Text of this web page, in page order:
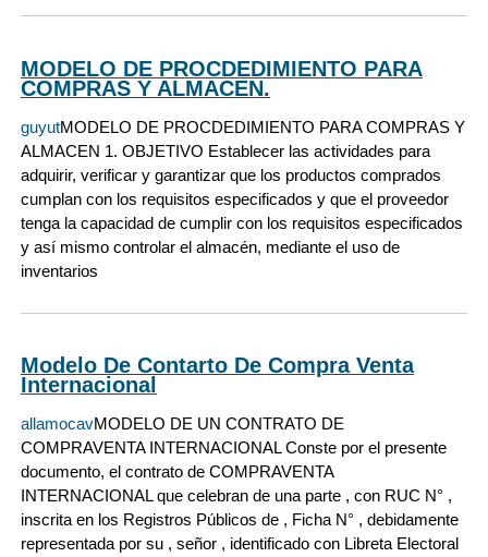
MODELO DE PROCDEDIMIENTO PARA
COMPRAS Y ALMACEN.
guyutMODELO DE PROCDEDIMIENTO PARA COMPRAS Y
ALMACEN 1. OBJETIVO Establecer las actividades para
adquirir, verificar y garantizar que los productos comprados
cumplan con los requisitos especificados y que el proveedor
tenga la capacidad de cumplir con los requisitos especificados
y así mismo controlar el almacén, mediante el uso de
inventarios
Modelo De Contarto De Compra Venta
Internacional
allamocavMODELO DE UN CONTRATO DE
COMPRAVENTA INTERNACIONAL Conste por el presente
documento, el contrato de COMPRAVENTA
INTERNACIONAL que celebran de una parte , con RUC N° ,
inscrita en los Registros Públicos de , Ficha N° , debidamente
representada por su , señor , identificado con Libreta Electoral